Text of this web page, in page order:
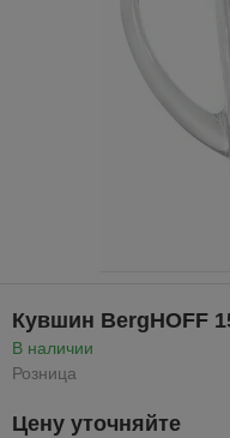
Кувшин BergHOFF
В наличии
Розница
Цену уточняйте